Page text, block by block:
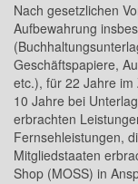
Nach gesetzlichen
Aufbewahrung
Geschäftspapiere,
etc.), für 22 Jahre
10 Jahre bei
erbrachten
Fernsehleistungen,
Mitgliedstaaten
Shop (MOSS) in